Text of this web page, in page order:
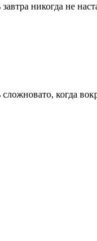
никогда не
когда